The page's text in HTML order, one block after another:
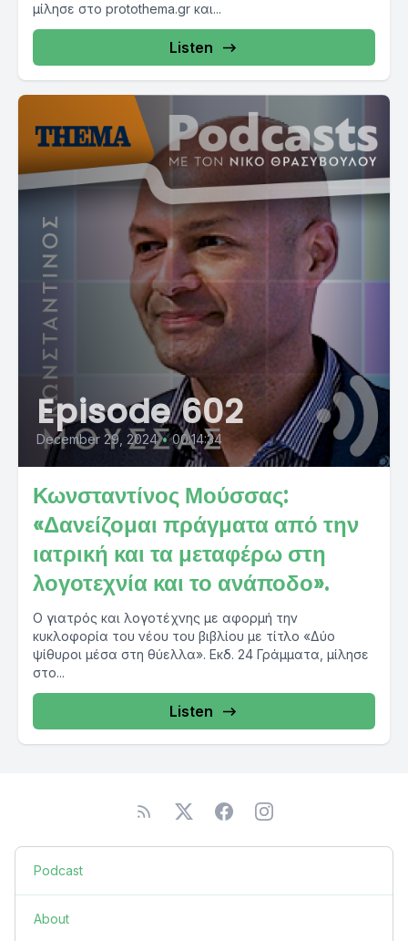
μίλησε στο protothema.gr και...
Listen
Episode 602
December 29, 2024 • 00:14:34
Κωνσταντίνος Μούσσας:
«Δανείζομαι πράγματα από την
ιατρική και τα μεταφέρω στη
λογοτεχνία και το ανάποδο».
Ο γιατρός και λογοτέχνης με αφορμή την
κυκλοφορία του νέου του βιβλίου με τίτλο «Δύο
ψίθυροι μέσα στη θύελλα». Εκδ. 24 Γράμματα, μίλησε
στο...
Listen
Podcast
About